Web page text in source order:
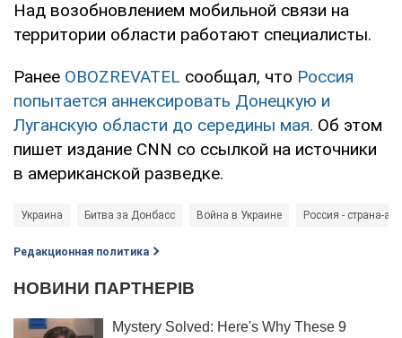
Над возобновлением мобильной связи на
территории области работают специалисты.
Ранее OBOZREVATEL сообщал, что Россия
попытается аннексировать Донецкую и
Луганскую области до середины мая. Об этом
пишет издание CNN со ссылкой на источники
в американской разведке.
Украина Битва за Донбасс Война в Украине Россия - страна-
Редакционная политика